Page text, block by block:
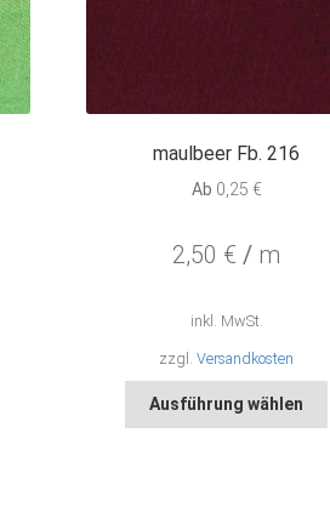
maulbeer Fb. 216
Ab 0,25 €
2,50 € / m
inkl. MwSt.
zzgl.Versandkosten
Ausführung wählen